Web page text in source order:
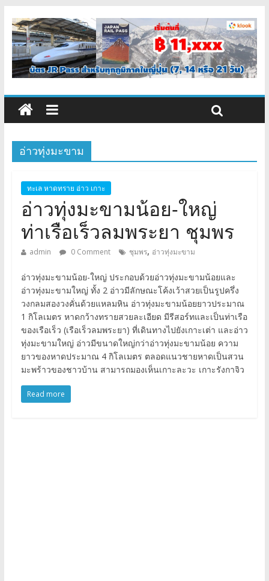
อ่าวทุ่งมะขาม
ทะเล หาดทราย อ่าว เกาะ
อ่าวทุ่งมะขามน้อย-ใหญ่
ท่าเรือเร็วลมพระยา ชุมพร
admin 0 Comment ชุมพร, อ่าวทุ่งมะขาม
อ่าวทุ่งมะขามน้อย-ใหญ่ ประกอบด้วยอ่าวทุ่งมะขามน้อยและ
อ่าวทุ่งมะขามใหญ่ ทั้ง 2 อ่าวมีลักษณะโค้งเว้าสวยเป็นรูปครึ่ง
วงกลมสองวงคั่นด้วยแหลมหิน อ่าวทุ่งมะขามน้อยยาวประมาณ
1 กิโลเมตร หาดกว้างทรายสวยละเอียด มีรีสอร์ทและเป็นท่าเรือ
ของเรือเร็ว (เรือเร็วลมพระยา) ที่เดินทางไปยังเกาะเต่า และอ่าว
ทุ่งมะขามใหญ่ อ่าวมีขนาดใหญ่กว่าอ่าวทุ่งมะขามน้อย ความ
ยาวของหาดประมาณ 4 กิโลเมตร ตลอดแนวชายหาดเป็นสวน
มะพร้าวของชาวบ้าน สามารถมองเห็นเกาะละวะ เกาะรังกาจิว
Read more